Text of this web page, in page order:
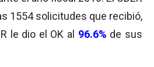
1554 solicitudes que recibió,
le dio el OK al 96.6% de sus